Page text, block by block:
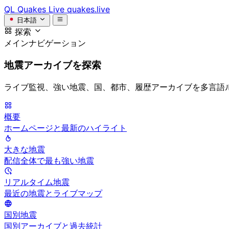
QL Quakes Live quakes.live
日本語
探索
メインナビゲーション
地震アーカイブを探索
ライブ監視、強い地震、国、都市、履歴アーカイブを多言語
概要
ホームページと最新のハイライト
大きな地震
配信全体で最も強い地震
リアルタイム地震
最近の地震とライブマップ
国別地震
国別アーカイブと過去統計